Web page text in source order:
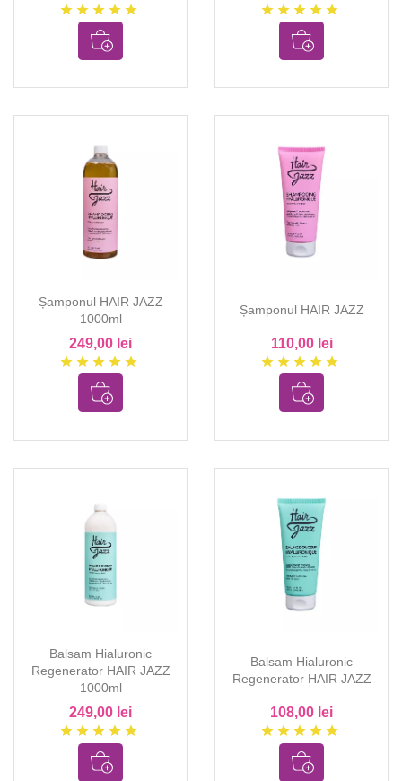
star star star star star star star star star star
Șamponul HAIR JAZZ
1000ml
249,00 lei
star star star star star
Șamponul HAIR JAZZ
110,00 lei
star star star star star
Balsam Hialuronic
Regenerator HAIR JAZZ
1000ml
249,00 lei
star star star star star
Balsam Hialuronic
Regenerator HAIR JAZZ
108,00 lei
star star star star star